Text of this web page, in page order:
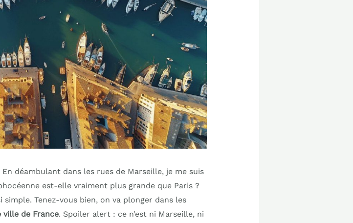
déambulant dans les rues de Marseille, je me suis
est-elle vraiment plus grande que Paris ?
simple. Tenez-vous bien, on va plonger dans les
ville de France. Spoiler alert : ce n’est ni Marseille, ni